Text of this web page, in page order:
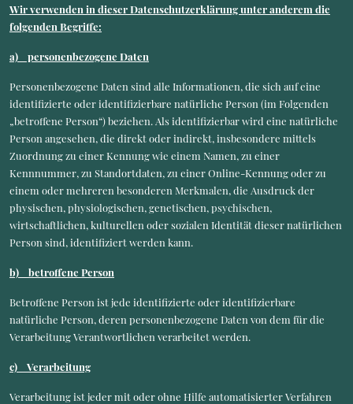
Wir verwenden in dieser Datenschutzerklärung unter anderem die
folgenden Begriffe:
a) personenbezogene Daten
Personenbezogene Daten sind alle Informationen, die sich auf eine
identifizierte oder identifizierbare natürliche Person (im Folgenden
„betroffene Person“) beziehen. Als identifizierbar wird eine natürliche
Person angesehen, die direkt oder indirekt, insbesondere mittels
Zuordnung zu einer Kennung wie einem Namen, zu einer
Kennnummer, zu Standortdaten, zu einer Online-Kennung oder zu
einem oder mehreren besonderen Merkmalen, die Ausdruck der
physischen, physiologischen, genetischen, psychischen,
wirtschaftlichen, kulturellen oder sozialen Identität dieser natürlichen
Person sind, identifiziert werden kann.
b) betroffene Person
Betroffene Person ist jede identifizierte oder identifizierbare
natürliche Person, deren personenbezogene Daten von dem für die
Verarbeitung Verantwortlichen verarbeitet werden.
c) Verarbeitung
Verarbeitung ist jeder mit oder ohne Hilfe automatisierter Verfahren